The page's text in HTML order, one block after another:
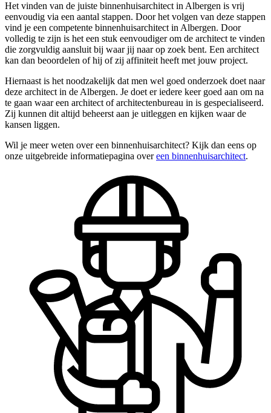
Het vinden van de juiste binnenhuisarchitect in Albergen is vrij
eenvoudig via een aantal stappen. Door het volgen van deze stappen
vind je een competente binnenhuisarchitect in Albergen. Door
volledig te zijn is het een stuk eenvoudiger om de architect te vinden
die zorgvuldig aansluit bij waar jij naar op zoek bent. Een architect
kan dan beoordelen of hij of zij affiniteit heeft met jouw project.
Hiernaast is het noodzakelijk dat men wel goed onderzoek doet naar
deze architect in de Albergen. Je doet er iedere keer goed aan om na
te gaan waar een architect of architectenbureau in is gespecialiseerd.
Zij kunnen dit altijd beheerst aan je uitleggen en kijken waar de
kansen liggen.
Wil je meer weten over een binnenhuisarchitect? Kijk dan eens op
onze uitgebreide informatiepagina overeen binnenhuisarchitect.